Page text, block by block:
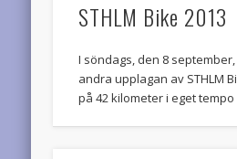
STHLM Bike 2013
I söndags, den 8
andra upplagan av STHLM
på 42 kilometer i eget